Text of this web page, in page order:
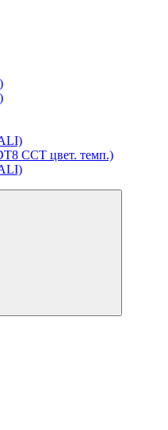
CCT цвет. темп.)